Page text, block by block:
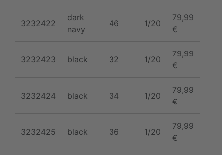
3232422
dark
navy
46 1/20
79,99
€
3232423 black 32 1/20
79,99
€
3232424 black 34 1/20
79,99
€
3232425 black 36 1/20
79,99
€